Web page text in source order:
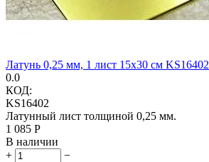
Латунь 0,25 мм, 1 лист 15х30 см KS16402
0.0
КОД:
KS16402
Латунный лист толщиной 0,25 мм.
1 085 Р
В наличии
+
−